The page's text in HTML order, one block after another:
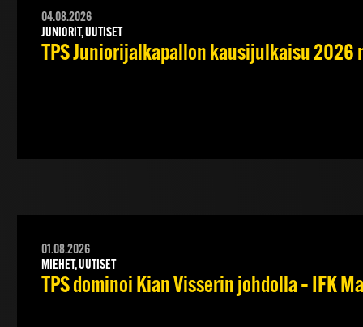
04.08.2026
JUNIORIT, UUTISET
TPS Juniorijalkapallon kausijulkaisu 2026
01.08.2026
MIEHET, UUTISET
TPS dominoi Kian Visserin johdolla – IFK